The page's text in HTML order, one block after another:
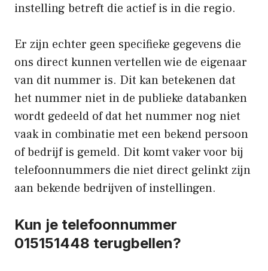
instelling betreft die actief is in die regio.
Er zijn echter geen specifieke gegevens die
ons direct kunnen vertellen wie de eigenaar
van dit nummer is. Dit kan betekenen dat
het nummer niet in de publieke databanken
wordt gedeeld of dat het nummer nog niet
vaak in combinatie met een bekend persoon
of bedrijf is gemeld. Dit komt vaker voor bij
telefoonnummers die niet direct gelinkt zijn
aan bekende bedrijven of instellingen.
Kun je telefoonnummer
015151448 terugbellen?